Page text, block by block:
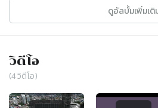
ดูอัลบั้มเพิ่มเติ
วิดีโอ
(4วิดีโอ)